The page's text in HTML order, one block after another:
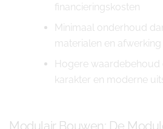
financieringskosten
Minimaal onderhoud
materialen en afwerking
Hogere
karakter en moderne
Modulair Bouwen: De